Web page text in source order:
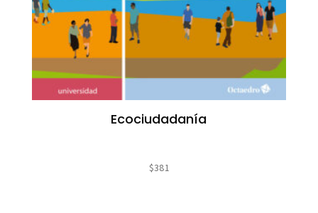
Ecociudadanía
$381